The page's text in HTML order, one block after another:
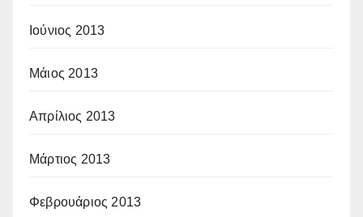
Ιούνιος 2013
Μάιος 2013
Απρίλιος 2013
Μάρτιος 2013
Φεβρουάριος 2013